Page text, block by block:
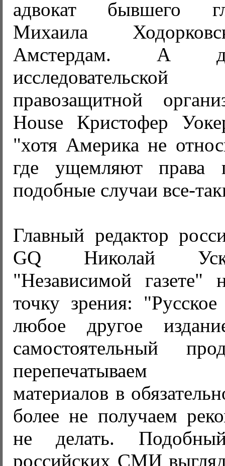
адвокат бывшего
Михаила
Амстердам. А
правозащитной
House Кристофер
"хотя Америка не
где ущемляют права
подобные случаи все-
Главный редактор
GQ Николай
"Независимой газете"
точку зрения:
любое другое
самостоятельный
перепечатываем
материалов в
более не получаем
не делать.
российских СМИ